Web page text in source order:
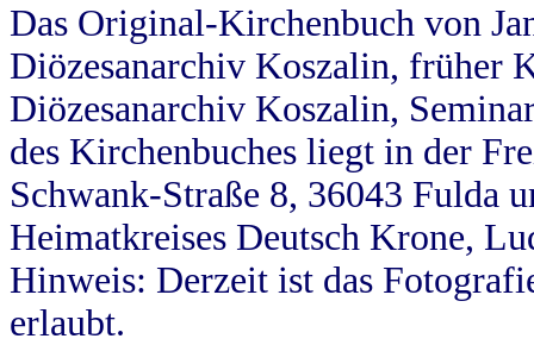
Das Original-Kirchenbuch von
Diözesanarchiv Koszalin, früher
Diözesanarchiv Koszalin,
des Kirchenbuches liegt in der
Schwank-Straße 8, 36043 Fulda
Heimatkreises Deutsch Krone,
Hinweis: Derzeit ist das
erlaubt.